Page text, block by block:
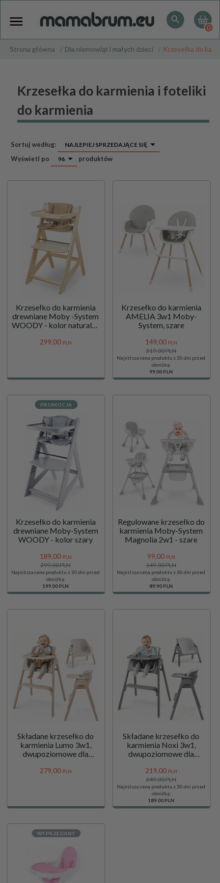
0
Strona główna Dla niemowląt i małych dzieci Krzesełka do
Krzesełka do karmienia i foteliki
do karmienia
Sortuj według: sortNAJLEPIEJ SPRZEDAJĄCE SIĘ
Wyświetl po pop96 produktów
Krzesełko do karmienia
drewniane Moby -System
WOODY - kolor naturalne
299,00 PLN
Krzesełko do karmienia
AMELIA 3w1 Moby-
System, szare
149,00 PLN
319,00 PLN
Najniższa cena produktu z 30 dni przed
obniżką:
99.00 PLN
PROMOCJA
Krzesełko do karmienia
drewniane Moby-System
WOODY - kolor szary
189,00 PLN
299,00 PLN
Najniższa cena produktu z 30 dni przed
obniżką:
199.00 PLN
Regulowane krzesełko do
karmienia Moby-System
Magnolia 2w1 - szare
99,00 PLN
149,00 PLN
Najniższa cena produktu z 30 dni przed
obniżką:
89.90 PLN
Składane krzesełko do
karmienia Lumo 3w1,
dwupoziomowe dla
beżowe
279,00 PLN
Składane krzesełko do
karmienia Noxi 3w1,
dwupoziomowe dla
szare
219,00 PLN
249,00 PLN
Najniższa cena produktu z 30 dni przed
obniżką:
189.00 PLN
WYPRZEDANY